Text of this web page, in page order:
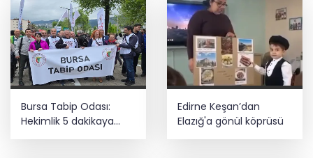
Bursa Tabip Odası:
Hekimlik 5 dakikaya
Edirne Keşan’dan
Elazığ'a gönül köprüsü